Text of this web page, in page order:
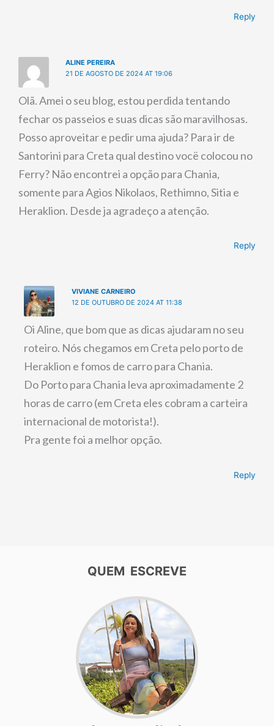
Reply
ALINE PEREIRA
21 DE AGOSTO DE 2024 AT 19:06
Olã. Amei o seu blog, estou perdida tentando
fechar os passeios e suas dicas são maravilhosas.
Posso aproveitar e pedir uma ajuda? Para ir de
Santorini para Creta qual destino vocë colocou no
Ferry? Não encontrei a opção para Chania,
somente para Agios Nikolaos, Rethimno, Sitia e
Heraklion. Desde ja agradeço a atenção.
Reply
VIVIANE CARNEIRO
12 DE OUTUBRO DE 2024 AT 11:38
Oi Aline, que bom que as dicas ajudaram no seu
roteiro. Nós chegamos em Creta pelo porto de
Heraklion e fomos de carro para Chania.
Do Porto para Chania leva aproximadamente 2
horas de carro (em Creta eles cobram a carteira
internacional de motorista!).
Pra gente foi a melhor opção.
Reply
QUEM ESCREVE